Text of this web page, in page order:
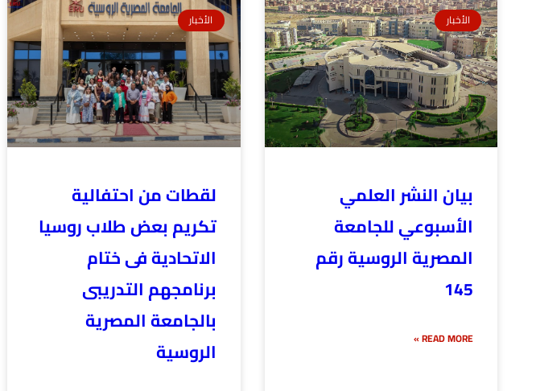
الأخبار
بيان النشر العلمي
الأسبوعي للجامعة
المصرية الروسية رقم
145
READ MORE »
الأخبار
لقطات من احتفالية
تكريم بعض طلاب روسيا
الاتحادية فى ختام
برنامجهم التدريبى
بالجامعة المصرية
الروسية